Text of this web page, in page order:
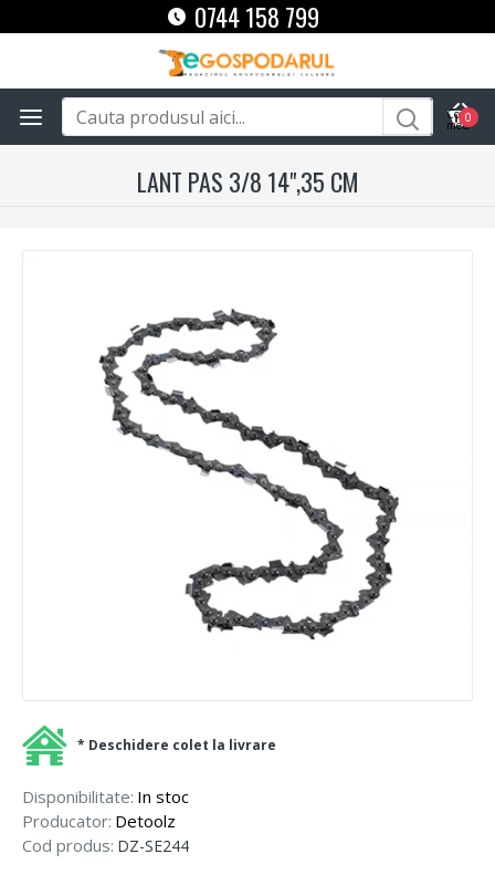
0744 158 799
0
LANT PAS 3/8 14",35 CM
Disponibilitate: In stoc
Producator: Detoolz
Cod produs: DZ-SE244
* Deschidere colet la livrare